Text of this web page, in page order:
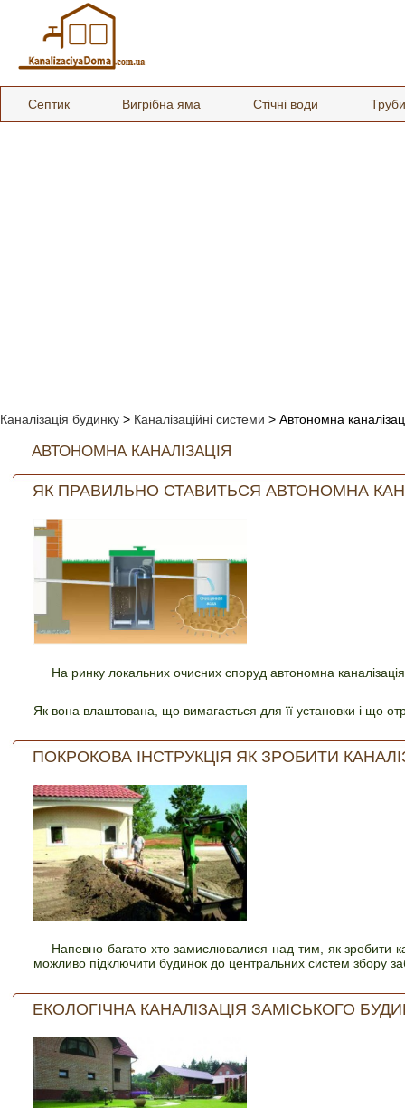
Септик Вигрібна яма Стічні води Труби
Каналізація будинку > Каналізаційні системи > Автономна
АВТОНОМНА КАНАЛІЗАЦІЯ
ЯК ПРАВИЛЬНО СТАВИТЬСЯ АВТОНОМНА
На ринку локальних очисних споруд автономна
Як вона влаштована, що вимагається для її установки і що
ПОКРОКОВА ІНСТРУКЦІЯ ЯК ЗРОБИТИ
Напевно багато хто замислювалися над тим, як зробити
можливо підключити будинок до центральних систем збору
ЕКОЛОГІЧНА КАНАЛІЗАЦІЯ ЗАМІСЬКОГО